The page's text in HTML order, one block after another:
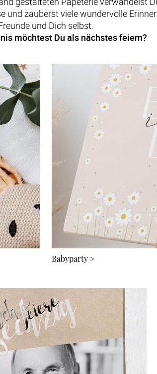
und zauberst viele wundervolle
möchtest Du als nächstes feiern?
Babyparty >